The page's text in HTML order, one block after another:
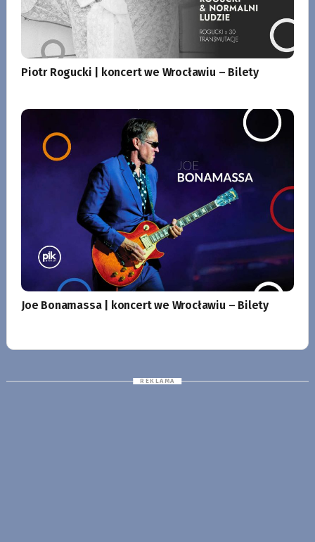
Piotr Rogucki | koncert we Wrocławiu – Bilety
Joe Bonamassa | koncert we Wrocławiu – Bilety